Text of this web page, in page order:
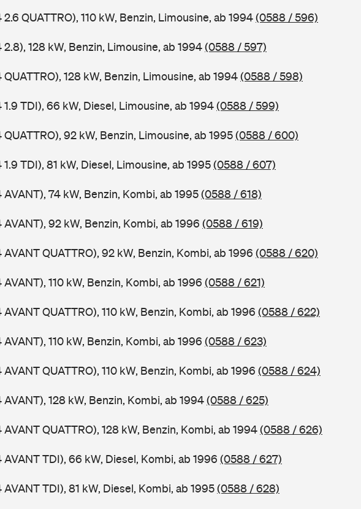
QUATTRO), 110 kW, Benzin, Limousine, ab 1994(0588 / 596)
128 kW, Benzin, Limousine, ab 1994(0588 / 597)
128 kW, Benzin, Limousine, ab 1994(0588 / 598)
TDI), 66 kW, Diesel, Limousine, ab 1994(0588 / 599)
92 kW, Benzin, Limousine, ab 1995(0588 / 600)
TDI), 81 kW, Diesel, Limousine, ab 1995(0588 / 607)
74 kW, Benzin, Kombi, ab 1995(0588 / 618)
92 kW, Benzin, Kombi, ab 1996 (0588 / 619)
QUATTRO), 92 kW, Benzin, Kombi, ab 1996 (0588 / 620)
110 kW, Benzin, Kombi, ab 1996 (0588 / 621)
QUATTRO), 110 kW, Benzin, Kombi, ab 1996 (0588 / 622)
110 kW, Benzin, Kombi, ab 1996 (0588 / 623)
QUATTRO), 110 kW, Benzin, Kombi, ab 1996 (0588 / 624)
128 kW, Benzin, Kombi, ab 1994(0588 / 625)
QUATTRO), 128 kW, Benzin, Kombi, ab 1994(0588 / 626)
TDI), 66 kW, Diesel, Kombi, ab 1996 (0588 / 627)
TDI), 81 kW, Diesel, Kombi, ab 1995(0588 / 628)